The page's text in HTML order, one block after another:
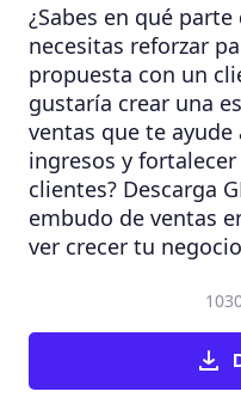
¿Sabes en qué
necesitas reforzar
propuesta con un
gustaría crear una
ventas que te
ingresos y
clientes? Descarga
embudo de ventas
ver crecer tu